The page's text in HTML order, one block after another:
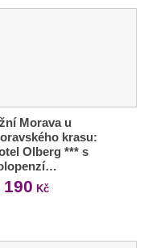
Morava u
krasu:
Olberg *** s
190 Kč